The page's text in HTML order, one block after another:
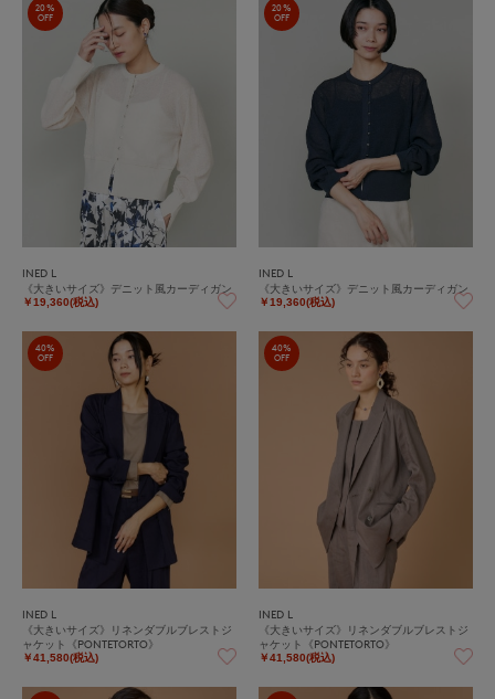
20%
OFF
INED L
《大きいサイズ》デニット風カーディガン
￥19,360(税込)
20%
OFF
INED L
《大きいサイズ》デニット風カーディガン
￥19,360(税込)
40%
OFF
INED L
《大きいサイズ》リネンダブルブレストジ
ャケット《PONTETORTO》
￥41,580(税込)
40%
OFF
INED L
《大きいサイズ》リネンダブルブレストジ
ャケット《PONTETORTO》
￥41,580(税込)